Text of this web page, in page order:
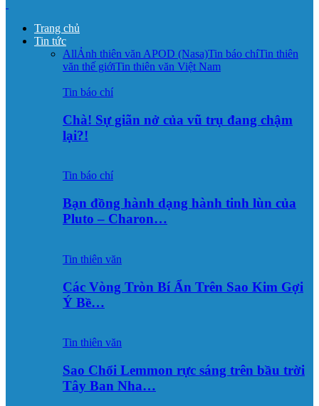
Trang chủ
Tin tức
AllẢnh thiên văn APOD (Nasa)Tin báo chíTin thiên
văn thế giớiTin thiên văn Việt Nam
Tin báo chí
Chà! Sự giãn nở của vũ trụ đang chậm
lại?!
Tin báo chí
Bạn đồng hành dạng hành tinh lùn của
Pluto – Charon…
Tin thiên văn
Các Vòng Tròn Bí Ẩn Trên Sao Kim Gợi
Ý Bề…
Tin thiên văn
Sao Chổi Lemmon rực sáng trên bầu trời
Tây Ban Nha…